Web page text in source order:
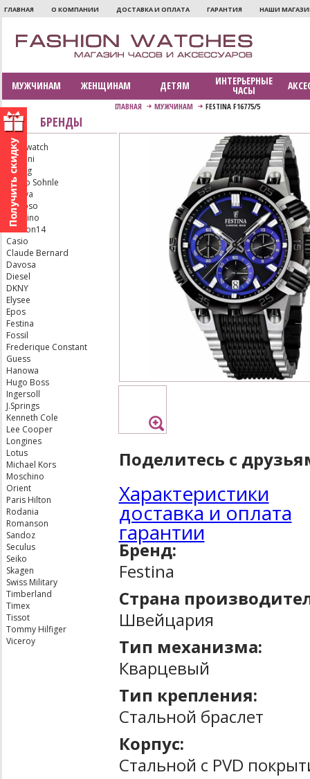
ГЛАВНАЯ О КОМПАНИИ ДОСТАВКА И ОПЛАТА ГАРАНТИЯ НАШИ
МУЖЧИНАМ ЖЕНЩИНАМ ДЕТЯМ ИНТЕРЬЕРНЫЕ
ЧАСЫ
ГЛАВНАЯ МУЖЧИНАМ FESTINA F16775/5
БРЕНДЫ
Aerowatch
Armani
Bering
Bruno Sohnle
Bulova
Calypso
Candino
Carbon14
Casio
Claude Bernard
Davosa
Diesel
DKNY
Elysee
Epos
Festina
Fossil
Frederique Constant
Guess
Hanowa
Hugo Boss
Ingersoll
J.Springs
Kenneth Cole
Lee Cooper
Longines
Lotus
Michael Kors
Moschino
Orient
Paris Hilton
Rodania
Romanson
Sandoz
Seculus
Seiko
Skagen
Swiss Military
Timberland
Timex
Tissot
Tommy Hilfiger
Viceroy
Поделитесь с
Характеристики
доставка и оплата
гарантии
Бренд:
Festina
Страна
Швейцария
Тип механизма:
Кварцевый
Тип крепления:
Стальной браслет
Корпус:
Стальной с PVD